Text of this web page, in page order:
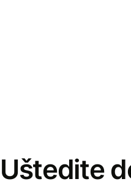
Uštedite